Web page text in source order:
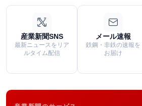
産業新聞SNS
最新ニュースをリア
ルタイム配信
メール速報
鉄鋼・非鉄の速報を
お届け